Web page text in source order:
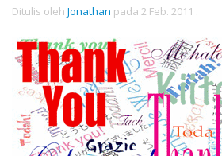
Ditulis oleh Jonathan pada 2 Feb. 2011 .